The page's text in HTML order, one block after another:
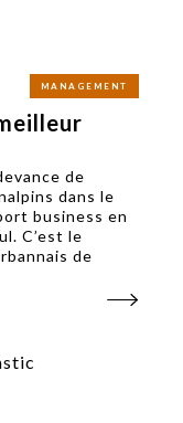
MANAGEMENT
de
dans le
business en
C’est le
de